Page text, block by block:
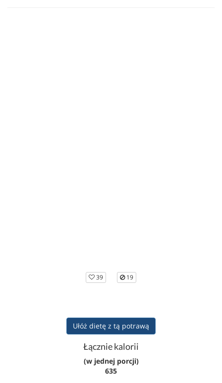
39 19
Ułóż dietę z tą potrawą
Łącznie kalorii
(w jednej porcji)
635